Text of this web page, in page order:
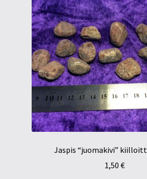
Jaspis “juomakivi”
1,50 €